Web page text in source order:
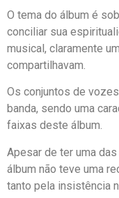
O tema do álbum é
conciliar sua
musical, claramente
compartilhavam.
Os conjuntos de
banda, sendo uma
faixas deste álbum.
Apesar de ter uma
álbum não teve uma
tanto pela insistência